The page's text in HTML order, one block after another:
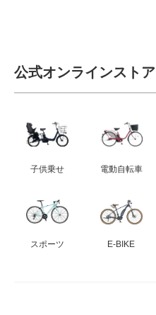
公式オンラインストア
子供乗せ 電動自転車
スポーツ E-BIKE